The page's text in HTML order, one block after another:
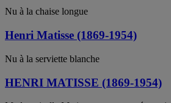
Nu à la chaise longue
Henri Matisse (1869-1954)
Nu à la serviette blanche
HENRI MATISSE (1869-1954)